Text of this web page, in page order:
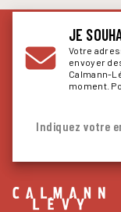
JE
Votre
envoyer
Calmann-
moment.
Indiquez votre